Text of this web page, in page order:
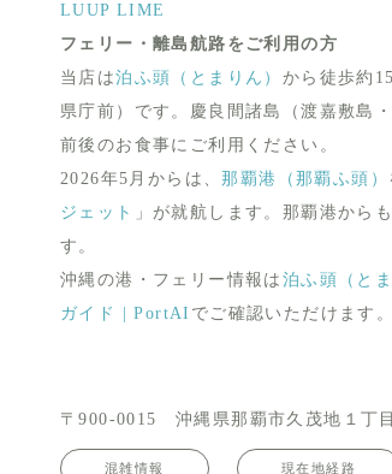
LUUP LIME
フェリー・離島航路をご利用の方
当店は泊ふ頭（とまりん） から徒歩約
県庁前）です。慶良間諸島（渡嘉敷島
前後のお食事にご利用ください。
2026年5月からは、那覇港（那覇ふ頭）
ジェット
」が就航します。那覇港から
す。
沖縄の港・フェリー情報は 泊ふ頭（と
ガイド | PortAI でご確認いただけます。
〒900-0015 沖縄県那覇市久茂地１丁
混雑情報 現在地経路